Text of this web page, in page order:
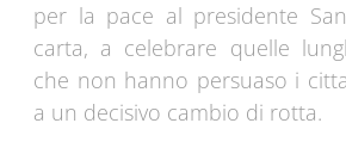
per la pace al presidente
carta, a celebrare quelle
che non hanno persuaso i
a un decisivo cambio di rotta.